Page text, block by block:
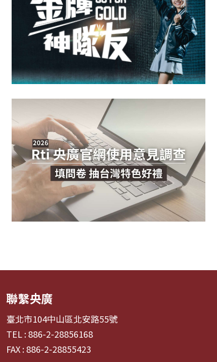
聯繫央廣
臺北市104中山區北安路55號
TEL : 886-2-28856168
FAX : 886-2-28855423